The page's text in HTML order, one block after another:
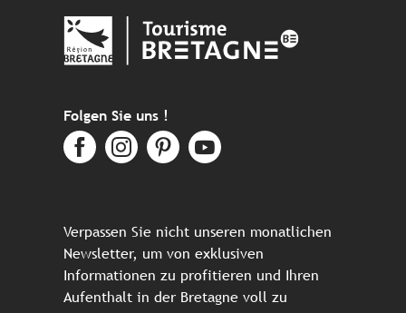
Folgen Sie uns !
Verpassen Sie nicht unseren monatlichen
Newsletter, um von exklusiven
Informationen zu profitieren und Ihren
Aufenthalt in der Bretagne voll zu